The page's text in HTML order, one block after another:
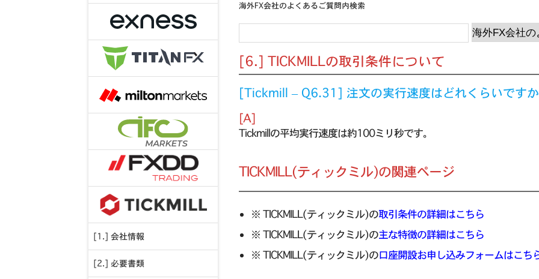
[1.] 会社情報
[2.] 必要書類
海外FX会社のよくあるご質問内検索
[6.] TICKMILLの取引条件について
[Tickmill – Q6.31] 注文の実行速度はどれくらいです
[A]
Tickmillの平均実行速度は約100ミリ秒です。
TICKMILL(ティックミル)の関連ページ
※ TICKMILL(ティックミル)の取引条件の詳細はこちら
※ TICKMILL(ティックミル)の主な特徴の詳細はこちら
※ TICKMILL(ティックミル)の口座開設お申し込みフォームはこち